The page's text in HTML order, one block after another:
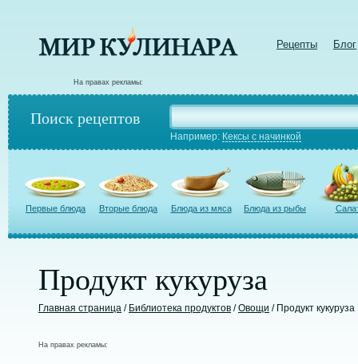
Рецепты Блог
На правах рекламы:
Поиск рецептов
Например: Кексы с начинкой
Первые блюда Вторые блюда Блюда из мяса Блюда из рыбы
Продукт кукуруза
Главная страница / Библиотека продуктов /Овощи / Продукт кукуруза
На правах рекламы: